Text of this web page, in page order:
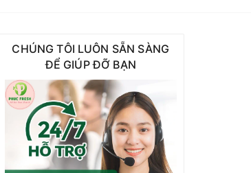
CHÚNG TÔI LUÔN SẴN SÀNG
ĐỂ GIÚP ĐỠ BẠN